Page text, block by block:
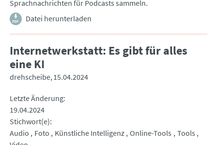
Sprachnachrichten für Podcasts sammeln.
Datei herunterladen
Internetwerkstatt: Es gibt für alles
eine KI
drehscheibe 15.04.2024
Letzte Änderung
19.04.2024
Stichwort(e)
Audio
Foto Künstliche Intelligenz Online-Tools
Tools